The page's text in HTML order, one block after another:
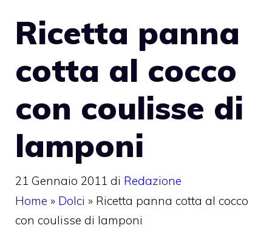
Ricetta panna
cotta al cocco
con coulisse di
lamponi
21 Gennaio 2011 di Redazione
Home » Dolci » Ricetta panna cotta al cocco
con coulisse di lamponi